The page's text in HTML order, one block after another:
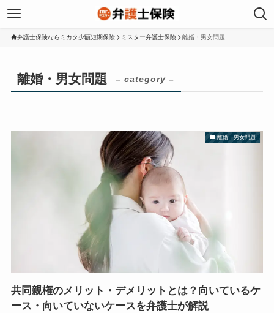
弁護士保険ならミカタ少額短期保険 ミスター弁護士保険 離婚・男女問題
離婚・男女問題 – category –
離婚・男女問題
共同親権のメリット・デメリットとは？向いているケ
ース・向いていないケースを弁護士が解説